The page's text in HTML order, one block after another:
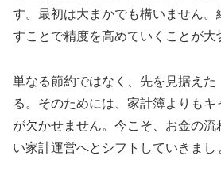
す。最初は大まかでも構いません。
すことで精度を高めていくことが大
単なる節約ではなく、先を見据えた
る。そのためには、家計簿よりも
が欠かせません。今こそ、お金の
い家計運営へとシフトしていきまし